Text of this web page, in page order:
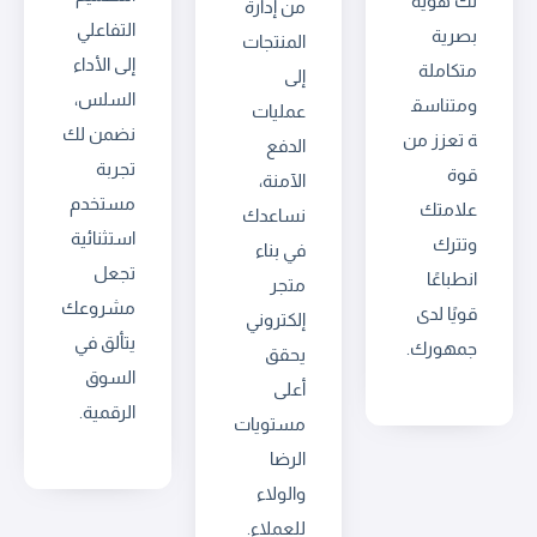
بصرية
متكاملة
ومتناسق
ة تعزز من
قوة
علامتك
وتترك
انطباعًا
قويًا لدى
جمهورك.
من إدارة
المنتجات
إلى
عمليات
الدفع
الآمنة،
نساعدك
في بناء
متجر
إلكتروني
يحقق
أعلى
مستويات
الرضا
والولاء
للعملاء.
التفاعلي
إلى الأداء
السلس،
نضمن لك
تجربة
مستخدم
استثنائية
تجعل
مشروعك
يتألق في
السوق
الرقمية.